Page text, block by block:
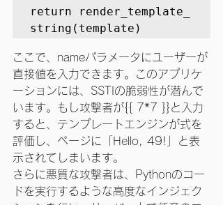
return render_template_
string(template)
ここで、nameパラメータにユーザーが
直接値を入力できます。このアプリケ
ーションには、SSTIの脆弱性が潜んで
います。もし攻撃者が{{ 7*7 }}と入力
すると、テンプレートエンジンが式を
評価し、ページに「Hello, 49!」と表
示されてしまいます。
さらに悪質な攻撃者は、Pythonのコー
ドを実行するような高度なインジェク